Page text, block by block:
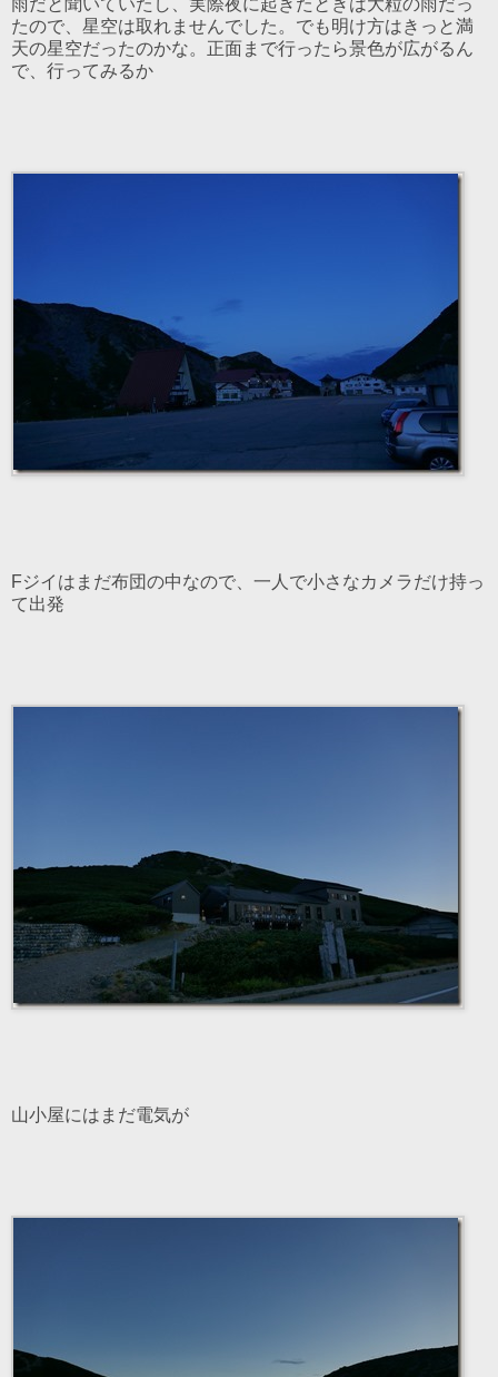
雨だと聞いていたし、実際夜に起きたときは大粒の雨だっ
たので、星空は取れませんでした。でも明け方はきっと満
天の星空だったのかな。正面まで行ったら景色が広がるん
で、行ってみるか
Fジイはまだ布団の中なので、一人で小さなカメラだけ持っ
て出発
山小屋にはまだ電気が